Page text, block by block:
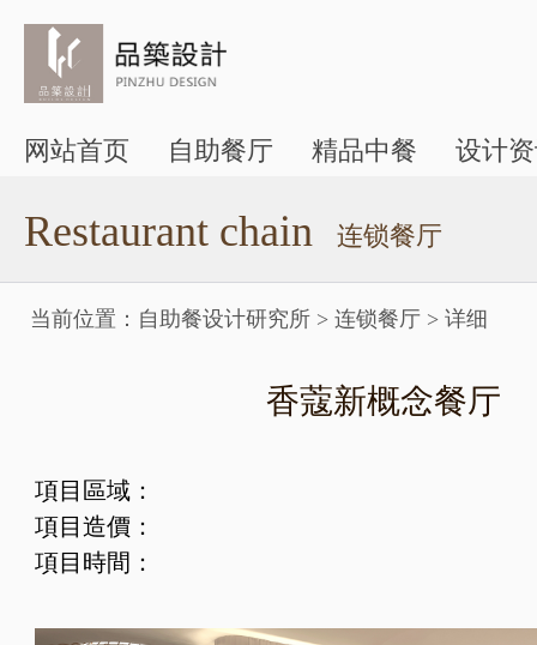
网站首页 自助餐厅 精品中餐 设计
Restaurant chain 连锁餐厅
当前位置： 自助餐设计研究所 > 连锁餐厅 > 详细
香蔻新概念餐厅
項目區域：
項目造價：
項目時間：